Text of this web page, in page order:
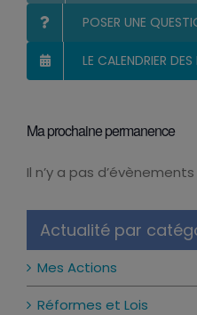
POSER UNE
LE CALENDRIER
Ma prochaine permanence
Notice
Il n’y a pas
Actualité par
Mes Actions
Réformes et Lois